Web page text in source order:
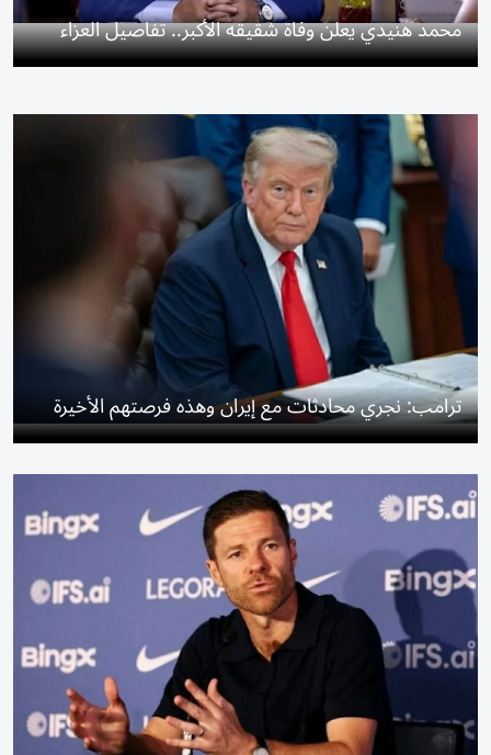
محمد هنيدي يعلن وفاة شقيقه الأكبر.. تفاصيل العزاء
ترامب: نجري محادثات مع إيران وهذه فرصتهم الأخيرة